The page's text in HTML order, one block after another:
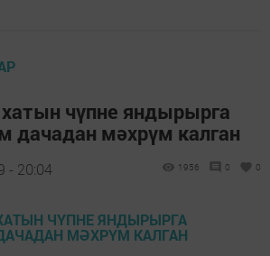
чүпне яндырырга
дачадан мәхрүм калган
- 20:04 1956 0 0